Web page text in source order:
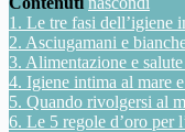
1. Le tre fasi dell’igiene
2. Asciugamani e
3. Alimentazione e
4. Igiene intima al mare
5. Quando rivolgersi al
6. Le 5 regole d’oro per